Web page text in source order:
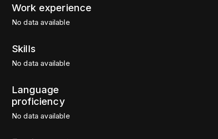
Work experience
No data available
Skills
No data available
Language
proficiency
No data available